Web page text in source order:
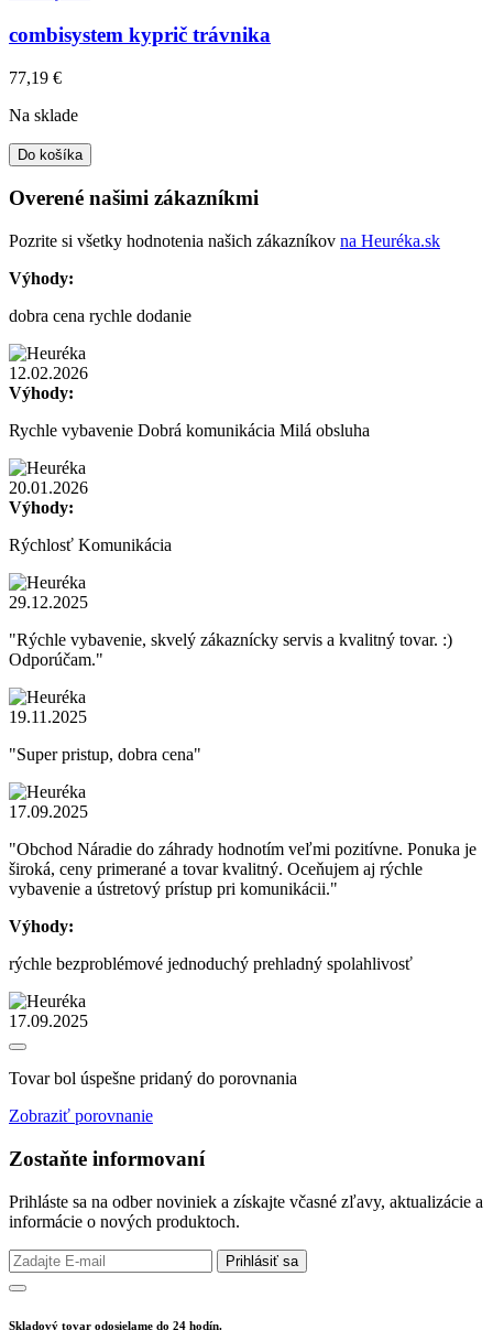
combisystem kyprič trávnika
77,19 €
Na sklade
Do košíka
Overené našimi zákazníkmi
Pozrite si všetky hodnotenia našich zákazníkov na Heuréka.sk
Výhody:
dobra cena rychle dodanie
12.02.2026
Výhody:
Rychle vybavenie Dobrá komunikácia Milá obsluha
20.01.2026
Výhody:
Rýchlosť Komunikácia
29.12.2025
"Rýchle vybavenie, skvelý zákaznícky servis a kvalitný tovar. :)
Odporúčam."
19.11.2025
"Super pristup, dobra cena"
17.09.2025
"Obchod Náradie do záhrady hodnotím veľmi pozitívne. Ponuka je
široká, ceny primerané a tovar kvalitný. Oceňujem aj rýchle
vybavenie a ústretový prístup pri komunikácii."
Výhody:
rýchle bezproblémové jednoduchý prehladný spolahlivosť
17.09.2025
Tovar bol úspešne pridaný do porovnania
Zobraziť porovnanie
Zostaňte informovaní
Prihláste sa na odber noviniek a získajte včasné zľavy, aktualizácie a
informácie o nových produktoch.
Prihlásiť sa
Skladový tovar odosielame do 24 hodín.